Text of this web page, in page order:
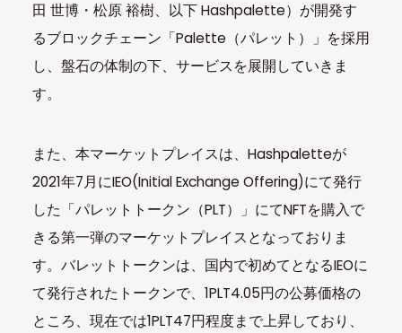
田 世博・松原 裕樹、以下 Hashpalette）が開発す
るブロックチェーン「Palette（パレット）」を採用
し、盤石の体制の下、サービスを展開していきま
す。
また、本マーケットプレイスは、Hashpaletteが
2021年7月にIEO(Initial Exchange Offering)にて発行
した「パレットトークン（PLT）」にてNFTを購入で
きる第一弾のマーケットプレイスとなっておりま
す。バレットトークンは、国内で初めてとなるIEOに
て発行されたトークンで、1PLT4.05円の公募価格の
ところ、現在では1PLT47円程度まで上昇しており、